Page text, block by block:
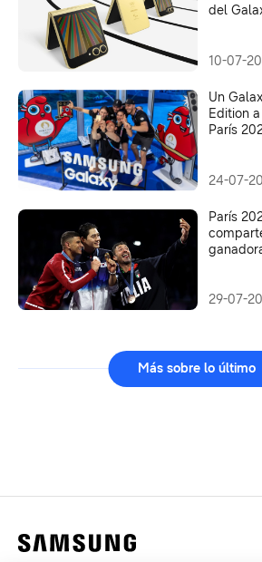
del
10-07-
Un
Edition
París
24-07-
París
29-07-
Más sobre lo último